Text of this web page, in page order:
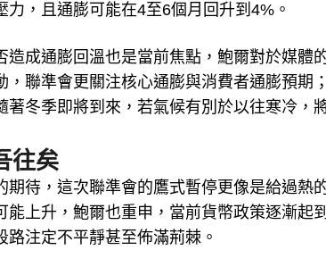
力，且通膨可能在4至6個月回升到4%。
造成通膨回溫也是當前焦點，鮑爾對於媒體
，聯準會更關注核心通膨與消費者通膨預期
著冬季即將到來，若氣候有別於以往寒冷，
往矣
期待，這次聯準會的鷹式暫停更像是給過熱
能上升，鮑爾也重申，當前貨幣政策逐漸起
路注定不平靜甚至佈滿荊棘。